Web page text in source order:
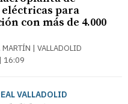
para
con más de 4.000
MARTÍN | VALLADOLID
16:09
VALLADOLID